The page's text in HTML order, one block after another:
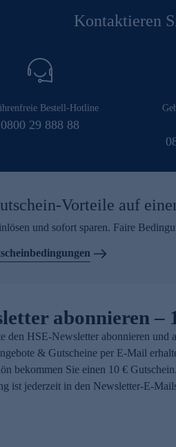
Kontaktieren
Bestell-Hotline
0800 29 888 88
Vorteile auf
und sofort sparen. Faire
abonnieren –
den HSE-Newsletter abonnieren und
& Gutscheine per E-Mail
bekommen Sie einen 10 €
ist jederzeit in den Newsletter-E-